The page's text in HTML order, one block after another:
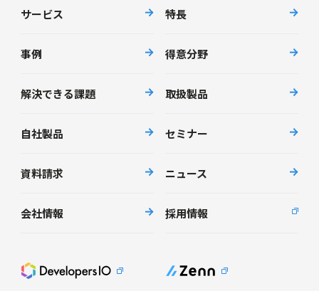
サービス 特長
事例 得意分野
解決できる課題 取扱製品
自社製品 セミナー
資料請求 ニュース
会社情報 採用情報